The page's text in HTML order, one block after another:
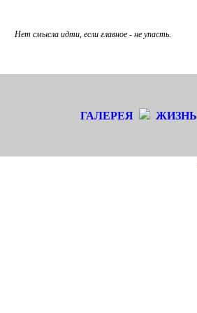
Нет смысла идти, если главное - не упасть.
ГАЛЕРЕЯ ЖИЗНЬ